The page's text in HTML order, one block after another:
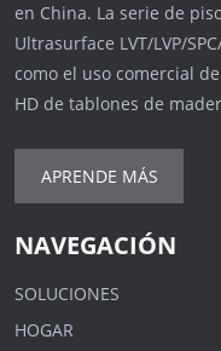
en China. La serie de
Ultrasurface LVT/LVP/
como el uso comercial
HD de tablones de
APRENDE MÁS
NAVEGACIÓN
SOLUCIONES
HOGAR